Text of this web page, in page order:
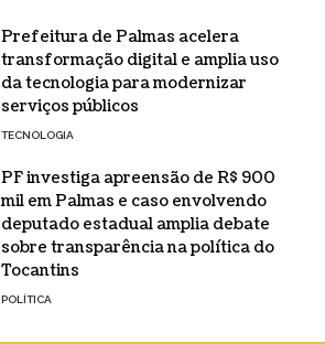
Prefeitura de Palmas acelera
transformação digital e amplia uso
da tecnologia para modernizar
serviços públicos
TECNOLOGIA
PF investiga apreensão de R$ 900
mil em Palmas e caso envolvendo
deputado estadual amplia debate
sobre transparência na política do
Tocantins
POLÍTICA